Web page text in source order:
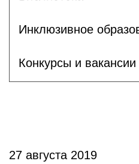
Инклюзивное
Конкурсы и вакансии
27 августа 2019